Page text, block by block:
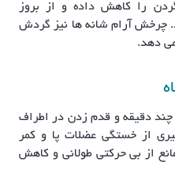
را کاهش داده و از بروز
چرخش آرام شانه ها نیز گردش
دهد.
۴۵ دقیقه برای چند دقیقه و قدم زدن در اطراف
از خستگی عضلات پا و کمر
از بی حرکتی طولانی و کاهش